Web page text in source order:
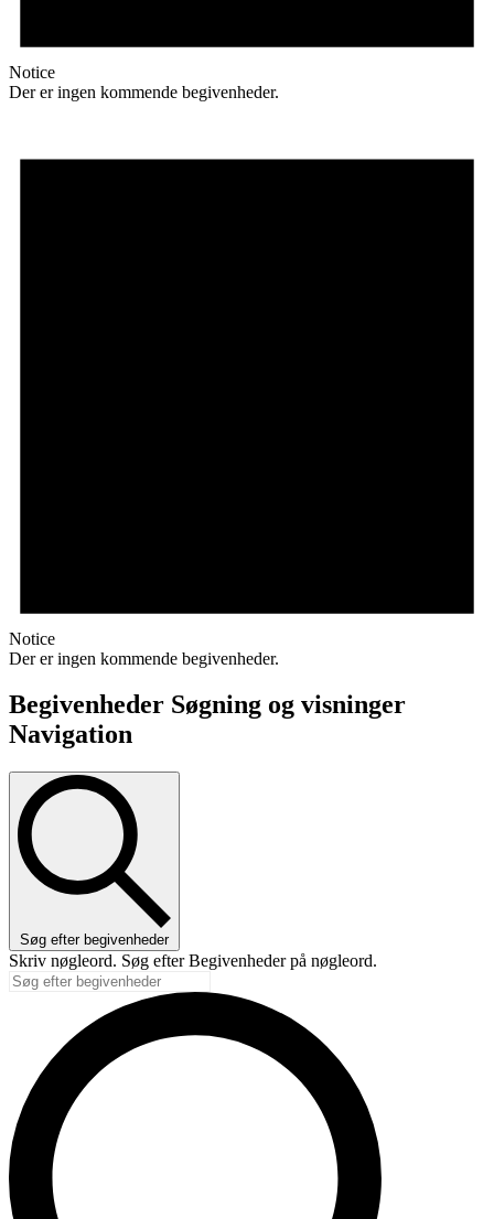
Notice
Der er ingen kommende begivenheder.
Notice
Der er ingen kommende begivenheder.
Begivenheder Søgning og visninger
Navigation
Søg efter begivenheder
Skriv nøgleord. Søg efter Begivenheder på nøgleord.